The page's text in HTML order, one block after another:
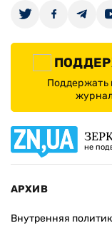
не
АРХИВ
Внутренняя